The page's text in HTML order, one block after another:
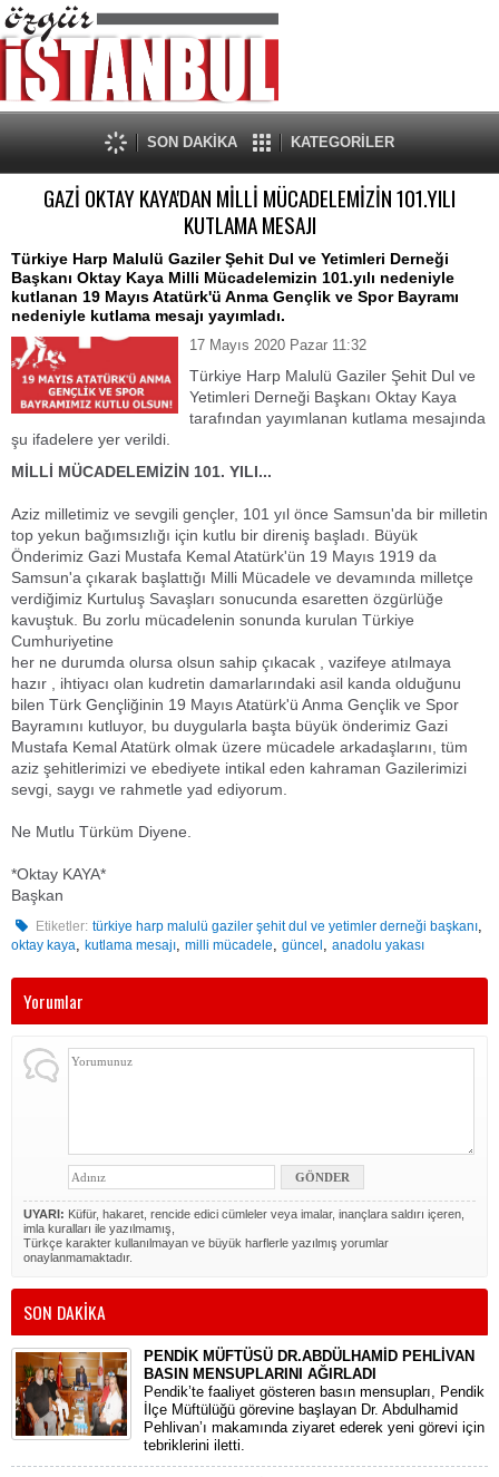
SON DAKİKA KATEGORİLER
GAZİ OKTAY KAYA'DAN MİLLİ MÜCADELEMİZİN 101.YILI
KUTLAMA MESAJI
Türkiye Harp Malulü Gaziler Şehit Dul ve Yetimleri Derneği
Başkanı Oktay Kaya Milli Mücadelemizin 101.yılı nedeniyle
kutlanan 19 Mayıs Atatürk'ü Anma Gençlik ve Spor Bayramı
nedeniyle kutlama mesajı yayımladı.
17 Mayıs 2020 Pazar 11:32
Türkiye Harp Malulü Gaziler Şehit Dul ve
Yetimleri Derneği Başkanı Oktay Kaya
tarafından yayımlanan kutlama mesajında
şu ifadelere yer verildi.
MİLLİ MÜCADELEMİZİN 101. YILI...
Aziz milletimiz ve sevgili gençler, 101 yıl önce Samsun'da bir milletin
top yekun bağımsızlığı için kutlu bir direniş başladı. Büyük
Önderimiz Gazi Mustafa Kemal Atatürk'ün 19 Mayıs 1919 da
Samsun'a çıkarak başlattığı Milli Mücadele ve devamında milletçe
verdiğimiz Kurtuluş Savaşları sonucunda esaretten özgürlüğe
kavuştuk. Bu zorlu mücadelenin sonunda kurulan Türkiye
Cumhuriyetine
her ne durumda olursa olsun sahip çıkacak , vazifeye atılmaya
hazır , ihtiyacı olan kudretin damarlarındaki asil kanda olduğunu
bilen Türk Gençliğinin 19 Mayıs Atatürk'ü Anma Gençlik ve Spor
Bayramını kutluyor, bu duygularla başta büyük önderimiz Gazi
Mustafa Kemal Atatürk olmak üzere mücadele arkadaşlarını, tüm
aziz şehitlerimizi ve ebediyete intikal eden kahraman Gazilerimizi
sevgi, saygı ve rahmetle yad ediyorum.
Ne Mutlu Türküm Diyene.
*Oktay KAYA*
Başkan
Etiketler: türkiye harp malulü gaziler şehit dul ve yetimler derneği başkanı,
oktay kaya, kutlama mesajı, milli mücadele, güncel , anadolu yakası
Yorumlar
UYARI: Küfür, hakaret, rencide edici cümleler veya imalar, inançlara saldırı içeren,
imla kuralları ile yazılmamış,
Türkçe karakter kullanılmayan ve büyük harflerle yazılmış yorumlar
onaylanmamaktadır.
SON DAKİKA
PENDİK MÜFTÜSÜ DR.ABDÜLHAMİD PEHLİVAN
BASIN MENSUPLARINI AĞIRLADI
​Pendik’te faaliyet gösteren basın mensupları, Pendik
İlçe Müftülüğü görevine başlayan Dr. Abdulhamid
Pehlivan’ı makamında ziyaret ederek yeni görevi için
tebriklerini iletti.